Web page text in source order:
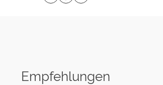
Empfehlungen